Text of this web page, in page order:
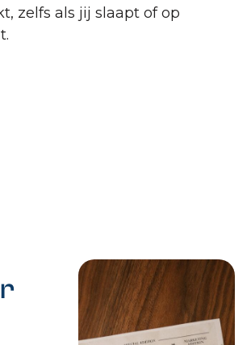
zelfs als jij slaapt of op